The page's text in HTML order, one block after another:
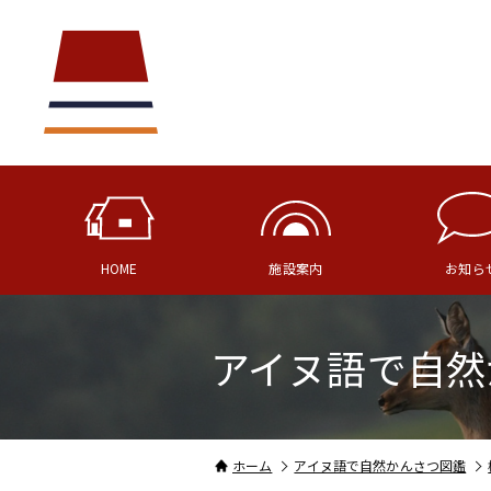
HOME 施設案内 お知ら
アイヌ語で自
ホーム アイヌ語で自然かんさつ図鑑